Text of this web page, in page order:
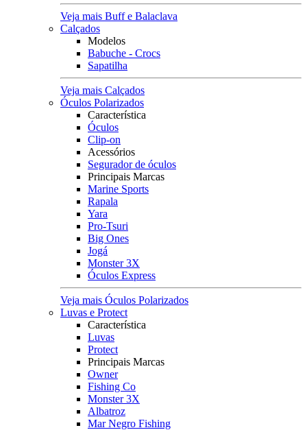
Veja mais Buff e Balaclava
Calçados
Modelos
Babuche - Crocs
Sapatilha
Veja mais Calçados
Óculos Polarizados
Característica
Óculos
Clip-on
Acessórios
Segurador de óculos
Principais Marcas
Marine Sports
Rapala
Yara
Pro-Tsuri
Big Ones
Jogá
Monster 3X
Óculos Express
Veja mais Óculos Polarizados
Luvas e Protect
Característica
Luvas
Protect
Principais Marcas
Owner
Fishing Co
Monster 3X
Albatroz
Mar Negro Fishing